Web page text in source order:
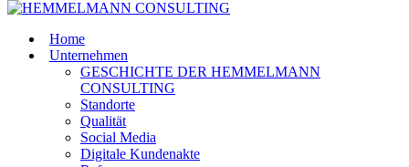
Home
Unternehmen
GESCHICHTE DER HEMMELMANN
CONSULTING
Standorte
Qualität
Social Media
Digitale Kundenakte